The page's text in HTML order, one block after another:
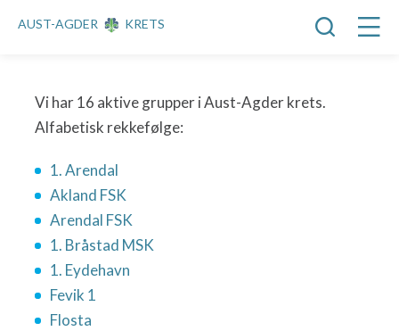
AUST-AGDER KRETS
Vi har 16 aktive grupper i Aust-Agder krets.
Alfabetisk rekkefølge:
1. Arendal
Akland FSK
Arendal FSK
1. Bråstad MSK
1. Eydehavn
Fevik 1
Flosta